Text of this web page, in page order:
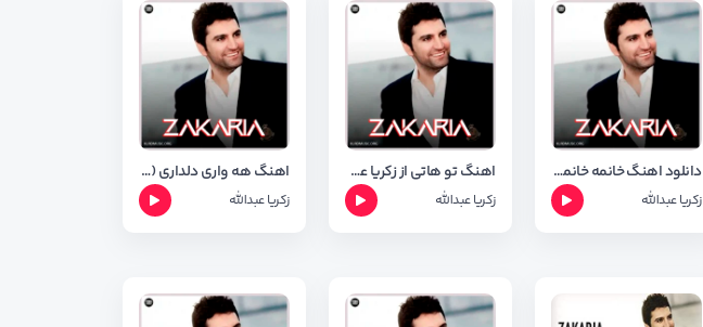
دانلود اهنگ خانمه خانمه با صدای زکریا عبدالله
زکریا عبدالله
اهنگ تو هاتی از زکریا عبدالله
زکریا عبدالله
اهنگ هه واری دلداری (هواری دلداری ) زکریا عبدالله همراه شعر اهنگ
زکریا عبدالله